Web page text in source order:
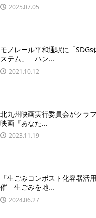
2025.07.05
モノレール平和通駅に「SDGs
ステム」 ハン...
2021.10.12
北九州映画実行委員会がクラ
映画『あなた...
2023.11.19
「生ごみコンポスト化容器活
催 生ごみを地...
2024.06.27